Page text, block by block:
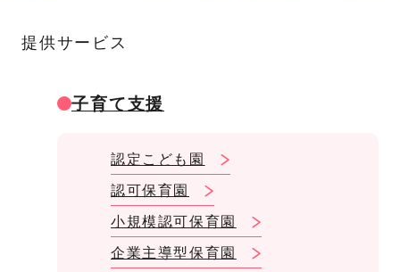
提供サービス
子育て支援
認定こども園
認可保育園
小規模認可保育園
企業主導型保育園